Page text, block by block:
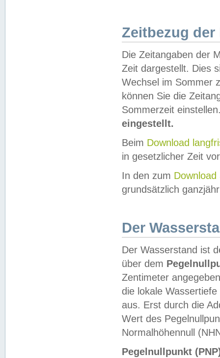
Zeitbezug der
Die Zeitangaben der
Zeit dargestellt. Dies
Wechsel im Sommer
können Sie die
Sommerzeit
eingestellt.
Beim Download
in gesetzlicher Zeit
In den zum Download
grundsätzlich
Der
Der Wasserstand ist
über dem
Zentimeter
die lokale
aus. Erst durch die
Wert des
Normalhöhennull
Pegelnullpunkt